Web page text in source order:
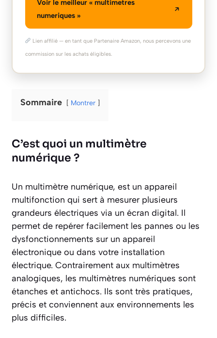
Voir le meilleur « multimetres
numeriques »
Lien affilié — en tant que Partenaire Amazon, nous percevons une
commission sur les achats éligibles.
Sommaire Montrer
C’est quoi un multimètre
numérique ?
Un multimètre numérique, est un appareil
multifonction qui sert à mesurer plusieurs
grandeurs électriques via un écran digital. Il
permet de repérer facilement les pannes ou les
dysfonctionnements sur un appareil
électronique ou dans votre installation
électrique. Contrairement aux multimètres
analogiques, les multimètres numériques sont
étanches et antichocs. Ils sont très pratiques,
précis et conviennent aux environnements les
plus difficiles.